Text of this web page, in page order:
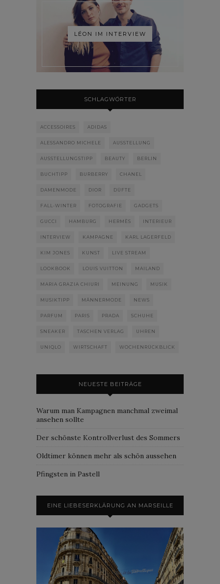
LÉON IM INTERVIEW
SCHLAGWÖRTER
ACCESSOIRES ADIDAS
ALESSANDRO MICHELE AUSSTELLUNG
AUSSTELLUNGSTIPP BEAUTY BERLIN
BUCHTIPP BURBERRY CHANEL
DAMENMODE DIOR DÜFTE
FALL-WINTER FOTOGRAFIE GADGETS
GUCCI HAMBURG HERMÈS INTERIEUR
INTERVIEW KAMPAGNE KARL LAGERFELD
KIM JONES KUNST LIVE STREAM
LOOKBOOK LOUIS VUITTON MAILAND
MARIA GRAZIA CHIURI MEINUNG MUSIK
MUSIKTIPP MÄNNERMODE NEWS
PARFUM PARIS PRADA SCHUHE
SNEAKER TASCHEN VERLAG UHREN
UNIQLO WIRTSCHAFT WOCHENRÜCKBLICK
NEUESTE BEITRÄGE
Warum man Kampagnen manchmal zweimal
ansehen sollte
Der schönste Kontrollverlust des Sommers
Oldtimer können mehr als schön aussehen
Pfingsten in Pastell
EINE LIEBESERKLÄRUNG AN MARSEILLE